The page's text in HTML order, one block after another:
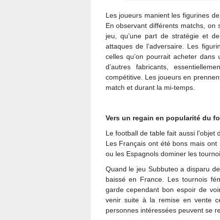
Les joueurs manient les figurines
En observant différents matchs,
jeu, qu’une part de stratégie et
attaques de l’adversaire. Les
celles qu’on pourrait acheter
d’autres fabricants,
compétitive. Les joueurs en
match et durant la mi-temps.
Vers un regain en popularité du
Le football de table fait aussi
Les Français ont été bons mais
ou les Espagnols dominer les
Quand le jeu Subbuteo a disparu
baissé en France. Les tournois
garde cependant bon espoir de
venir suite à la remise en vente
personnes intéressées peuvent se